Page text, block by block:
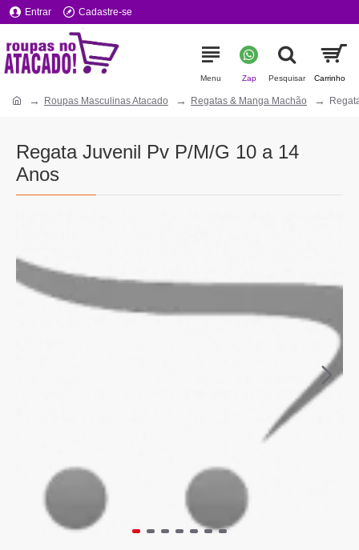
Entrar Cadastre-se
Roupas Masculinas Atacado Regatas & Manga Machão
Regata Juvenil Pv P/M/G 10 a 14
Anos